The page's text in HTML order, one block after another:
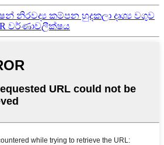
නිරවද්‍ය කම්පන හුදකලා දෘශ්‍ය වගුව
වර්ණාවලීක්ෂය